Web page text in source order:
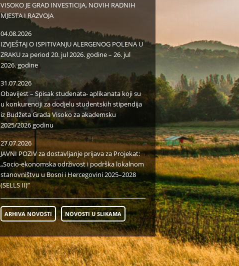
VISOKO JE GRAD INVESTICIJA, NOVIH RADNIH
MJESTA I RAZVOJA
04.08.2026
IZVJEŠTAJ O ISPITIVANJU ALERGENOG POLENA U
ZRAKU za period 20. jul 2026. godine – 26. jul
2026. godine
31.07.2026
Obavijest – Spisak studenata- aplikanata koji su
u konkurenciji za dodjelu studentskih stipendija
iz Budžeta Grada Visoko za akademsku
2025/2026 godinu
27.07.2026
JAVNI POZIV za dostavljanje prijava za Projekat:
„Socio-ekonomska održivost i podrška lokalnom
stanovništvu u Bosni i Hercegovini 2025–2028
(SELLS II)”
ARHIVA NOVOSTI NOVOSTI U SLIKAMA